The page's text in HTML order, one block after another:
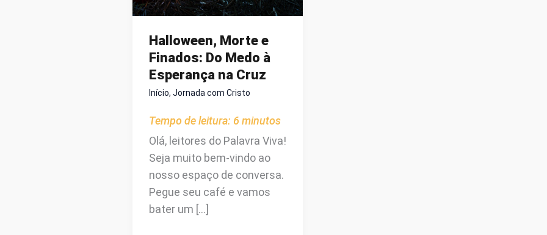
Halloween, Morte e
Finados: Do Medo à
Esperança na Cruz
Início, Jornada com Cristo
Tempo de leitura: 6 minutos
Olá, leitores do Palavra Viva!
Seja muito bem-vindo ao
nosso espaço de conversa.
Pegue seu café e vamos
bater um […]